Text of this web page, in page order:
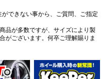
できない事から、ご質問、ご指定
品が多数ですが、サイズにより製
がございます。何卒ご理解賜りま